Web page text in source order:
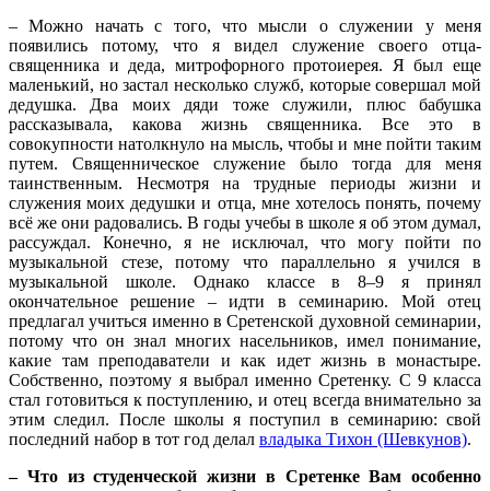
– Можно начать с того, что мысли о служении у меня
появились потому, что я видел служение своего отца-
священника и деда, митрофорного протоиерея. Я был еще
маленький, но застал несколько служб, которые совершал мой
дедушка. Два моих дяди тоже служили, плюс бабушка
рассказывала, какова жизнь священника. Все это в
совокупности натолкнуло на мысль, чтобы и мне пойти таким
путем. Священническое служение было тогда для меня
таинственным. Несмотря на трудные периоды жизни и
служения моих дедушки и отца, мне хотелось понять, почему
всё же они радовались. В годы учебы в школе я об этом думал,
рассуждал. Конечно, я не исключал, что могу пойти по
музыкальной стезе, потому что параллельно я учился в
музыкальной школе. Однако классе в 8–9 я принял
окончательное решение – идти в семинарию. Мой отец
предлагал учиться именно в Сретенской духовной семинарии,
потому что он знал многих насельников, имел понимание,
какие там преподаватели и как идет жизнь в монастыре.
Собственно, поэтому я выбрал именно Сретенку. С 9 класса
стал готовиться к поступлению, и отец всегда внимательно за
этим следил. После школы я поступил в семинарию: свой
последний набор в тот год делал владыка Тихон (Шевкунов).
– Что из студенческой жизни в Сретенке Вам особенно